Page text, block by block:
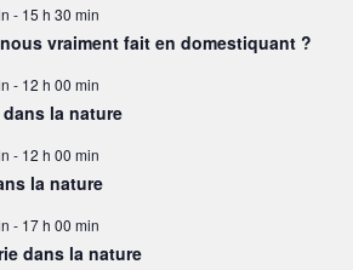
- 15 h 30 min
vraiment fait en domestiquant ?
- 12 h 00 min
la nature
- 12 h 00 min
la nature
- 17 h 00 min
dans la nature